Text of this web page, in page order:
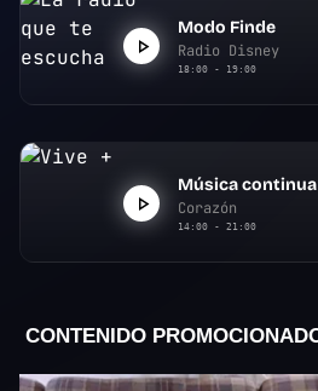
Modo Finde
Radio Disney
18:00 - 19:00
Música continua
Corazón
14:00 - 21:00